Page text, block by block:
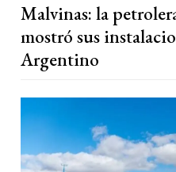
Malvinas: la
mostró sus
Argentino